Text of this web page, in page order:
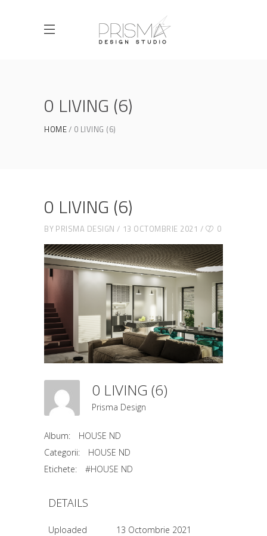
0 LIVING (6)
HOME 0 LIVING (6)
0 LIVING (6)
BY PRISMA DESIGN 13 OCTOMBRIE 2021 0
0 LIVING (6)
Prisma Design
Album:
HOUSE ND
Categorii:
HOUSE ND
Etichete:
#HOUSE ND
DETAILS
Uploaded 13 Octombrie 2021